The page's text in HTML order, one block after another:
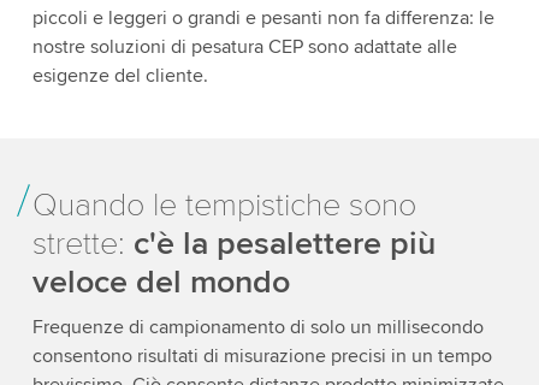
piccoli e leggeri o grandi e pesanti non fa differenza: le
nostre soluzioni di pesatura CEP sono adattate alle
esigenze del cliente.
Quando le tempistiche sono
strette: c'è la pesalettere più
veloce del mondo
Frequenze di campionamento di solo un millisecondo
consentono risultati di misurazione precisi in un tempo